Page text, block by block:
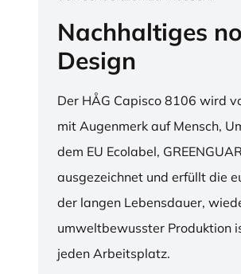
Nachhaltiges
Design
Der HÅG Capisco 8106 wird
mit Augenmerk auf Mensch,
dem EU Ecolabel,
ausgezeichnet und erfüllt die
der langen Lebensdauer,
umweltbewusster Produktion
jeden Arbeitsplatz.